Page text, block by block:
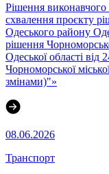
Рішення
схвалення проєкту
Одеського району
рішення
Одеської області
Чорноморської
змінами)"»
08.06.2026
Транспорт